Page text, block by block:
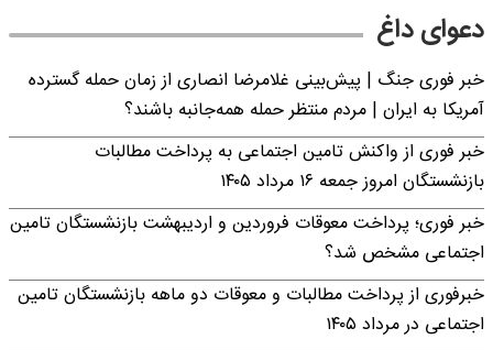
دعوای داغ
خبر فوری جنگ | پیش‌بینی غلامرضا انصاری از زمان حمله گسترده
آمریکا به ایران | مردم منتظر حمله همه‌جانبه باشند؟
خبر فوری از واکنش تامین اجتماعی به پرداخت مطالبات
بازنشستگان امروز جمعه ۱۶ مرداد ۱۴۰۵
خبر فوری؛ پرداخت معوقات فروردین و اردیبهشت بازنشستگان تامین
اجتماعی مشخص شد؟
خبرفوری از پرداخت مطالبات و معوقات دو ماهه بازنشستگان تامین
اجتماعی در مرداد ۱۴۰۵